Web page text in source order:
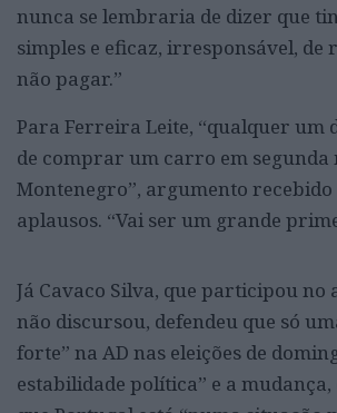
nunca se lembraria de dizer que
simples e eficaz, irresponsável, de
não pagar.”
Para Ferreira Leite, “qualquer um
de comprar um carro em segunda
Montenegro”, argumento recebido
aplausos. “Vai ser um grande
Já Cavaco Silva, que participou no
não discursou, defendeu que só
forte” na AD nas eleições de
estabilidade política” e a